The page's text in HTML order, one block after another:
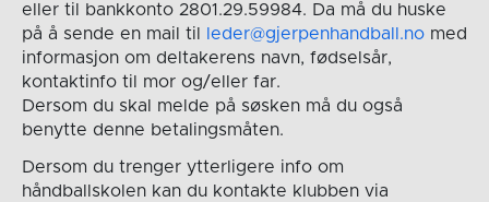
eller til bankkonto 2801.29.59984. Da må du huske
på å sende en mail til
leder@gjerpenhandball.nomed
informasjon om deltakerens navn, fødselsår,
kontaktinfo til mor og/eller far.
Dersom du skal melde på søsken må du også
benytte denne betalingsmåten.
Dersom du trenger ytterligere info om
håndballskolen kan du kontakte klubben via